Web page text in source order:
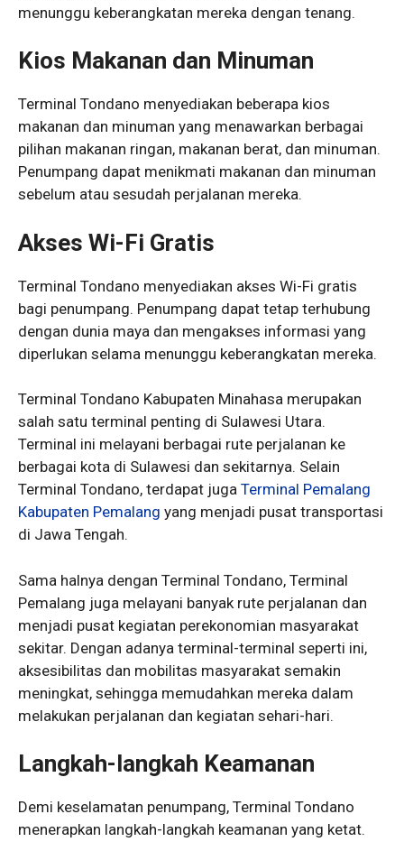
menunggu keberangkatan mereka dengan tenang.
Kios Makanan dan Minuman
Terminal Tondano menyediakan beberapa kios
makanan dan minuman yang menawarkan berbagai
pilihan makanan ringan, makanan berat, dan minuman.
Penumpang dapat menikmati makanan dan minuman
sebelum atau sesudah perjalanan mereka.
Akses Wi-Fi Gratis
Terminal Tondano menyediakan akses Wi-Fi gratis
bagi penumpang. Penumpang dapat tetap terhubung
dengan dunia maya dan mengakses informasi yang
diperlukan selama menunggu keberangkatan mereka.
Terminal Tondano Kabupaten Minahasa merupakan
salah satu terminal penting di Sulawesi Utara.
Terminal ini melayani berbagai rute perjalanan ke
berbagai kota di Sulawesi dan sekitarnya. Selain
Terminal Tondano, terdapat juga Terminal Pemalang
Kabupaten Pemalang yang menjadi pusat transportasi
di Jawa Tengah.
Sama halnya dengan Terminal Tondano, Terminal
Pemalang juga melayani banyak rute perjalanan dan
menjadi pusat kegiatan perekonomian masyarakat
sekitar. Dengan adanya terminal-terminal seperti ini,
aksesibilitas dan mobilitas masyarakat semakin
meningkat, sehingga memudahkan mereka dalam
melakukan perjalanan dan kegiatan sehari-hari.
Langkah-langkah Keamanan
Demi keselamatan penumpang, Terminal Tondano
menerapkan langkah-langkah keamanan yang ketat.